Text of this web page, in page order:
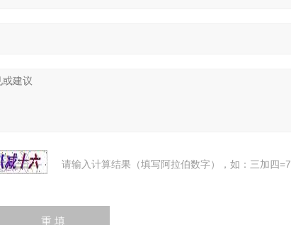
请输入计算结果（填写阿拉伯数字），如：三加四=7